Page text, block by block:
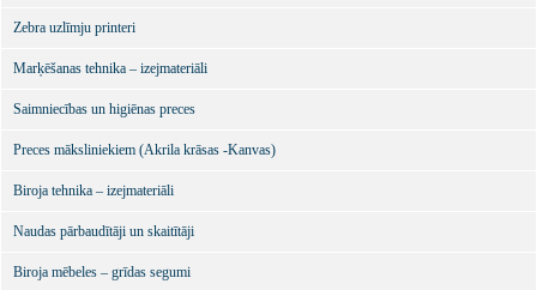
Zebra uzlīmju printeri
Marķēšanas tehnika – izejmateriāli
Saimniecības un higiēnas preces
Preces māksliniekiem (Akrila krāsas -Kanvas)
Biroja tehnika – izejmateriāli
Naudas pārbaudītāji un skaitītāji
Biroja mēbeles – grīdas segumi